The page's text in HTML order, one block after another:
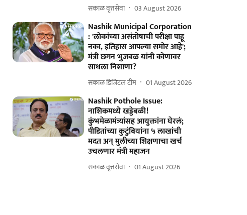
सकाळ वृत्तसेवा 03 August 2026
Nashik Municipal Corporation
: 'लोकांच्या असंतोषाची परीक्षा पाहू
नका, इतिहास आपल्या समोर आहे';
मंत्री छगन भुजबळ यांनी कोणावर
साधला निशाणा?
सकाळ डिजिटल टीम 01 August 2026
Nashik Pothole Issue:
नाशिकमध्ये खड्डेबळी!
कुंभमेळामंत्र्यांसह आयुक्तांना घेरलं;
पीडितांच्या कुटुंबियांना ५ लाखांची
मदत अन् मुलीच्या शिक्षणाचा खर्च
उचलणार मंत्री महाजन
सकाळ वृत्तसेवा 01 August 2026